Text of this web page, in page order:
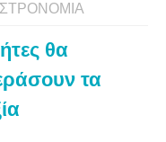
θα
τα